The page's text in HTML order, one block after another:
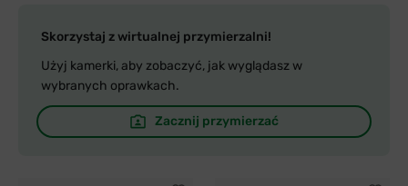
Skorzystaj z wirtualnej przymierzalni!
Użyj kamerki, aby zobaczyć, jak wyglądasz w
wybranych oprawkach.
Zacznij przymierzać